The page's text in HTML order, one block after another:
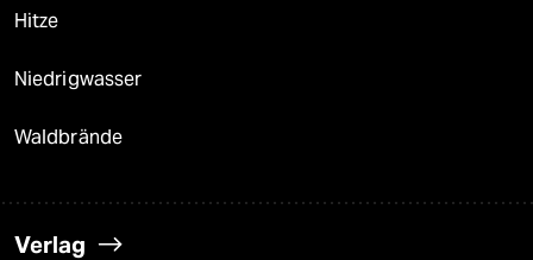
Hitze
Niedrigwasser
Waldbrände
Verlag